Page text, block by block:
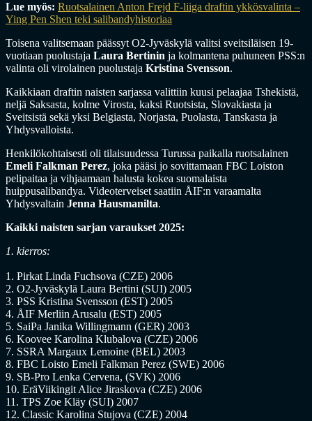
Lue myös: Ruotsalainen Anton Frejd F-liiga draftin ykkösvalinta –
Ying Pen Shen teki salibandyhistoriaa
Toisena valitsemaan päässyt O2-Jyväskylä valitsi sveitsiläisen 19-
vuotiaan puolustaja Laura Bertinin ja kolmantena puhuneen PSS:n
valinta oli virolainen puolustaja Kristina Svensson.
Kaikkiaan draftin naisten sarjassa valittiin kuusi pelaajaa Tshekistä,
neljä Saksasta, kolme Virosta, kaksi Ruotsista, Slovakiasta ja
Sveitsistä sekä yksi Belgiasta, Norjasta, Puolasta, Tanskasta ja
Yhdysvalloista.
Henkilökohtaisesti oli tilaisuudessa Turussa paikalla ruotsalainen
Emeli Falkman Perez, joka pääsi jo sovittamaan FBC Loiston
pelipaitaa ja vihjaamaan halusta kokea suomalaista
huippusalibandya. Videoterveiset saatiin ÅIF:n varaamalta
Yhdysvaltain Jenna Hausmanilta.
Kaikki naisten sarjan varaukset 2025:
1. kierros:
1. Pirkat Linda Fuchsova (CZE) 2006
2. O2-Jyväskylä Laura Bertini (SUI) 2005
3. PSS Kristina Svensson (EST) 2005
4. ÅIF Merliin Arusalu (EST) 2005
5. SaiPa Janika Willingmann (GER) 2003
6. Koovee Karolina Klubalova (CZE) 2006
7. SSRA Margaux Lemoine (BEL) 2003
8. FBC Loisto Emeli Falkman Perez (SWE) 2006
9. SB-Pro Lenka Cervena, (SVK) 2006
10. EräViikingit Alice Jiraskova (CZE) 2006
11. TPS Zoe Kläy (SUI) 2007
12. Classic Karolina Stujova (CZE) 2004